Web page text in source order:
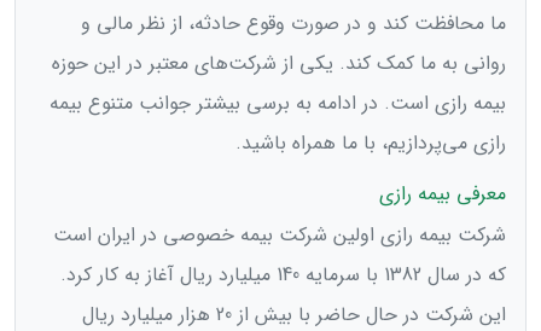
ما محافظت کند و در صورت وقوع حادثه، از نظر مالی و
روانی به ما کمک کند. یکی از شرکت‌های معتبر در این حوزه
بیمه رازی است. در ادامه به برسی بیشتر جوانب متنوع بیمه
رازی می‌پردازیم، با ما همراه باشید.
معرفی بیمه رازی
شرکت بیمه رازی اولین شرکت بیمه خصوصی در ایران است
که در سال 1382 با سرمایه 140 میلیارد ریال آغاز به کار کرد.
این شرکت در حال حاضر با بیش از 20 هزار میلیارد ریال